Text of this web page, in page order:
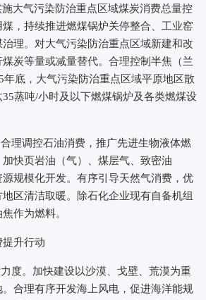
大气污染防治重点区域煤炭消费总量控
，持续推进燃煤锅炉关停整合、工业窑
理。对大气污染防治重点区域新建和改
炭等量或减量替代。合理控制半焦（兰
年底，大气污染防治重点区域平原地区散
蒸吨/小时及以下燃煤锅炉及各类燃煤设
理调控石油消费，推广先进生物液体燃
快页岩油（气）、煤层气、致密油
源规模化开发。有序引导天然气消费，优
区清洁取暖。除石化企业现有自备机组
作为燃料。
提升行动
度。加快建设以沙漠、戈壁、荒漠为重
合理有序开发海上风电，促进海洋能规